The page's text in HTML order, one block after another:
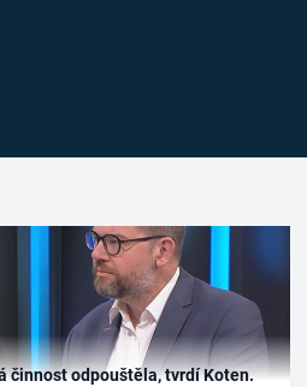
činnost odpouštěla, tvrdí Koten.